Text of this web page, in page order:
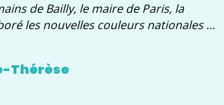
de Bailly, le maire de Paris, la
les nouvelles couleurs nationales …
Thérèse